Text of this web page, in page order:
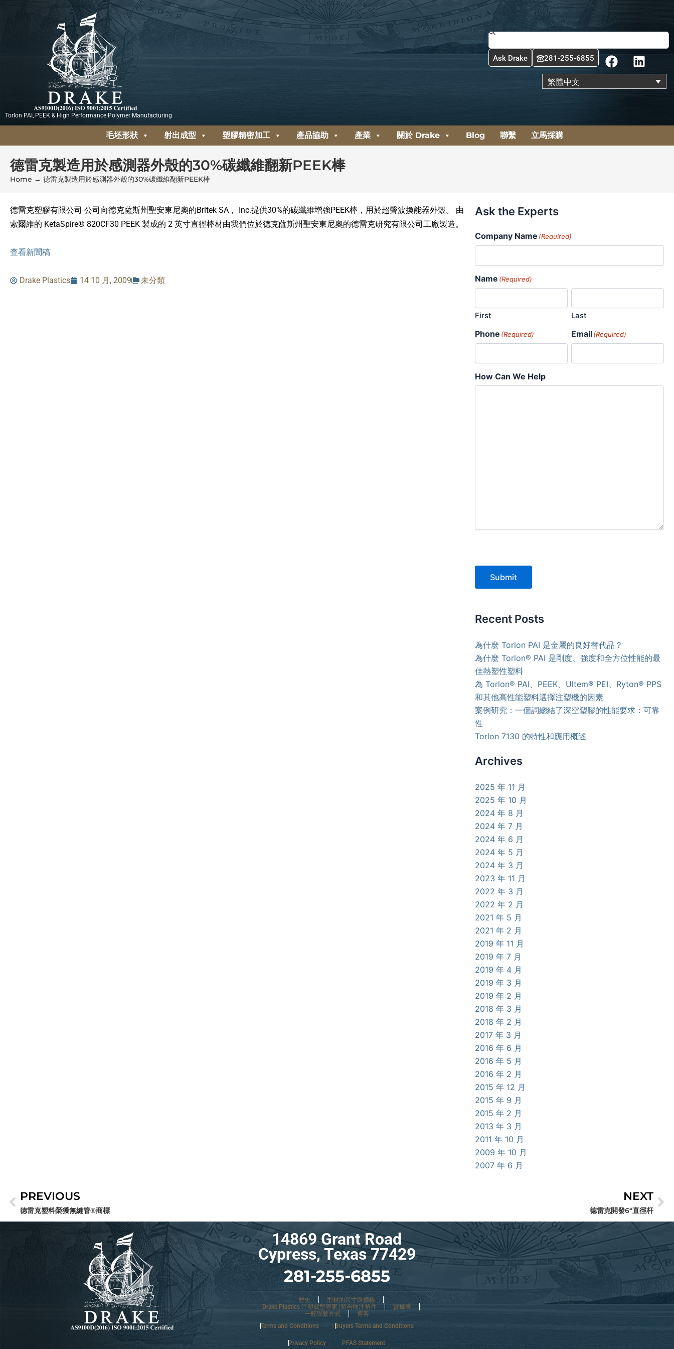
Torlon PAI, PEEK & High Performance Polymer Manufacturing
搜
尋
Ask Drake 281-255-6855
F
a
c
e
o
k
L
i
n
k
i
n
繁體中文
毛坯形狀 射出成型 塑膠精密加工 產品協助 產業 關於 Drake Blog 聯繫 立馬採購
德雷克製造用於感測器外殼的30%碳纖維翻新PEEK棒
Home → 德雷克製造用於感測器外殼的30%碳纖維翻新PEEK棒
德雷克塑膠有限公司 公司向德克薩斯州聖安東尼奧的Britek SA， Inc.提供30%的碳纖維增強PEEK棒，用於超聲波換能器外殼。 由
索爾維的 KetaSpire® 820CF30 PEEK 製成的 2 英寸直徑棒材由我們位於德克薩斯州聖安東尼奧的德雷克研究有限公司工廠製造。
查看新聞稿
Drake Plastics 14 10 月, 2009 未分類
Ask the Experts
Company Name (Required)
Name (Required)
First Last
Phone (Required) Email(Required)
How Can We Help
Submit
Recent Posts
為什麼 Torlon PAI 是金屬的良好替代品？
為什麼 Torlon® PAI 是剛度、強度和全方位性能的最
佳熱塑性塑料
為 Torlon® PAI、PEEK、Ultem® PEI、Ryton® PPS
和其他高性能塑料選擇注塑機的因素
案例研究：一個詞總結了深空塑膠的性能要求：可靠
性
Torlon 7130 的特性和應用概述
Archives
2025 年 11 月
2025 年 10 月
2024 年 8 月
2024 年 7 月
2024 年 6 月
2024 年 5 月
2024 年 3 月
2023 年 11 月
2022 年 3 月
2022 年 2 月
2021 年 5 月
2021 年 2 月
2019 年 11 月
2019 年 7 月
2019 年 4 月
2019 年 3 月
2019 年 2 月
2018 年 3 月
2018 年 2 月
2017 年 3 月
2016 年 6 月
2016 年 5 月
2016 年 2 月
2015 年 12 月
2015 年 9 月
2015 年 2 月
2013 年 3 月
2011 年 10 月
2009 年 10 月
2007 年 6 月
上一頁
PREVIOUS
德雷克塑料榮獲無縫管®商標
NEXT
德雷克開發6“直徑杆
下
14869 Grant Road
Cypress, Texas 77429
281-255-6855
歷史
型材的尺寸跟價格
Drake Plastics 注塑成型專家 |聚合物注塑件
數據表
一般聯繫方式
博客
Terms and Conditions
Buyers Terms and Conditions
Privacy Policy PFAS Statement